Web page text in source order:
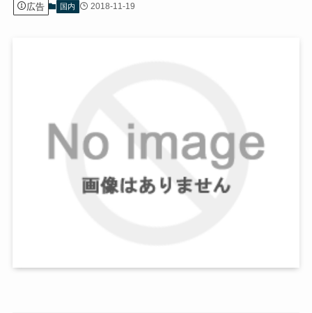
広告 国内 2018-11-19